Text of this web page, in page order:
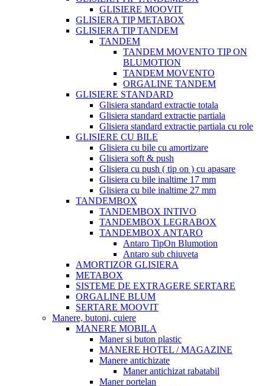
GLISIERE MOOVIT
GLISIERA TIP METABOX
GLISIERA TIP TANDEM
TANDEM
TANDEM MOVENTO TIP ON
BLUMOTION
TANDEM MOVENTO
ORGALINE TANDEM
GLISIERE STANDARD
Glisiera standard extractie totala
Glisiera standard extractie partiala
Glisiera standard extractie partiala cu role
GLISIERE CU BILE
Glisiera cu bile cu amortizare
Glisiera soft & push
Glisiera cu push ( tip on ) cu apasare
Glisiera cu bile inaltime 17 mm
Glisiera cu bile inaltime 27 mm
TANDEMBOX
TANDEMBOX INTIVO
TANDEMBOX LEGRABOX
TANDEMBOX ANTARO
Antaro TipOn Blumotion
Antaro sub chiuveta
AMORTIZOR GLISIERA
METABOX
SISTEME DE EXTRAGERE SERTARE
ORGALINE BLUM
SERTARE MOOVIT
Manere, butoni, cuiere
MANERE MOBILA
Maner si buton plastic
MANERE HOTEL / MAGAZINE
Manere antichizate
Maner antichizat rabatabil
Maner portelan